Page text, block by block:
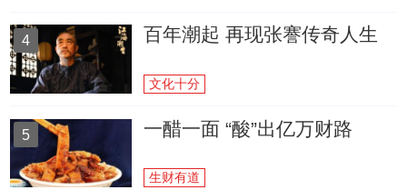
4 百年潮起 再现张謇传奇人生
文化十分
5 一醋一面 “酸”出亿万财路
生财有道